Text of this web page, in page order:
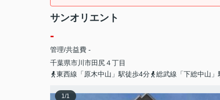
サンオリエント
-
管理/共益費 -
千葉県市川市田尻４丁目
東西線「原木中山」駅徒歩4分
総武線「下総中山
1/1